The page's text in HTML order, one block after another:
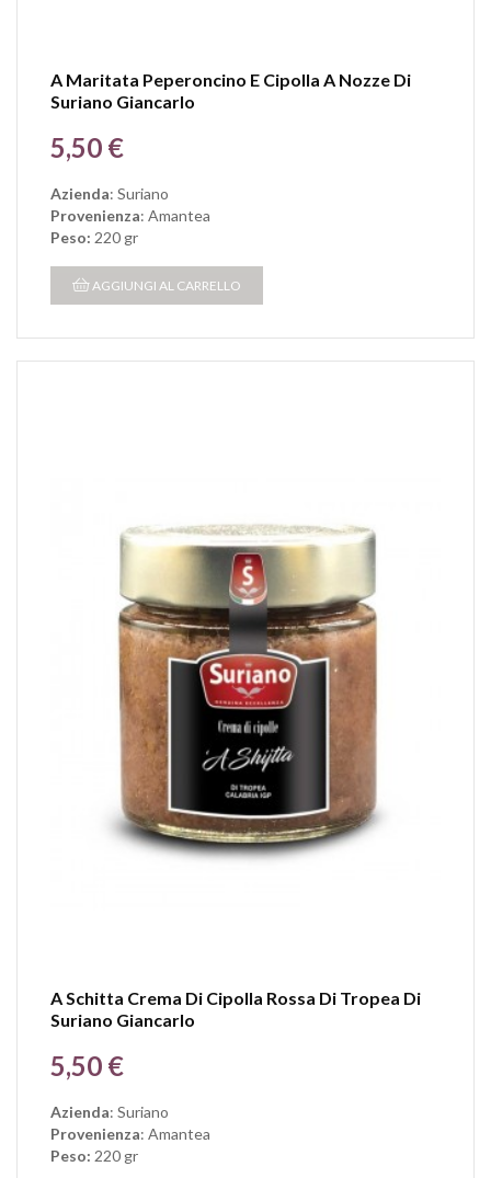
A Maritata Peperoncino E Cipolla A Nozze Di
Suriano Giancarlo
Prezzo
5,50 €
Azienda: Suriano
Provenienza: Amantea
Peso: 220 gr
AGGIUNGI AL CARRELLO
A Schitta Crema Di Cipolla Rossa Di Tropea Di
Suriano Giancarlo
Prezzo
5,50 €
Azienda: Suriano
Provenienza: Amantea
Peso: 220 gr